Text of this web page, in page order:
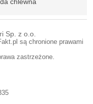
chlewna
Sp. z o.o.
są chronione prawami
zastrzeżone.